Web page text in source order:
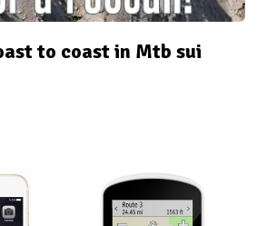
to coast in Mtb sui